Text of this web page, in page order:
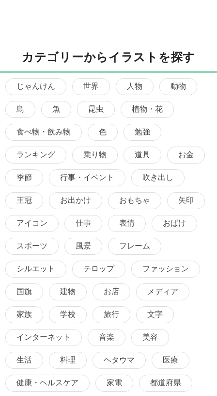
カテゴリーからイラストを探す
じゃんけん 世界 人物 動物
鳥 魚 昆虫 植物・花
食べ物・飲み物 色 勉強
ランキング 乗り物 道具 お金
季節 行事・イベント 吹き出し
王冠 お出かけ おもちゃ 矢印
アイコン 仕事 表情 おばけ
スポーツ 風景 フレーム
シルエット テロップ ファッション
国旗 建物 お店 メディア
家族 学校 旅行 文字
インターネット 音楽 美容
生活 料理 ヘタウマ 医療
健康・ヘルスケア 家電 都道府県